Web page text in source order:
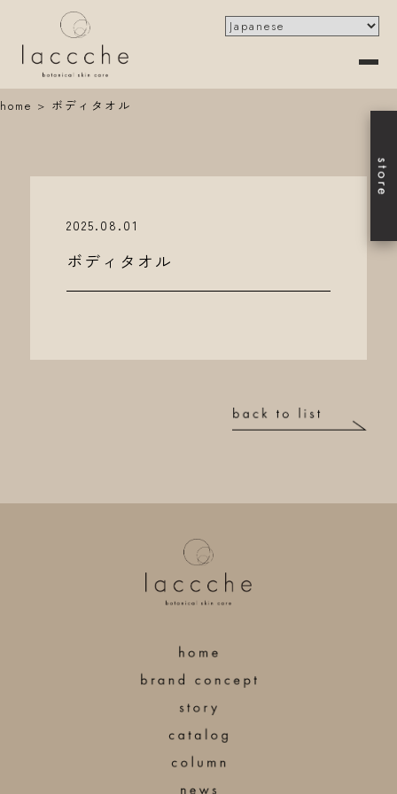
home > ボディタオル
2025.08.01
ボディタオル